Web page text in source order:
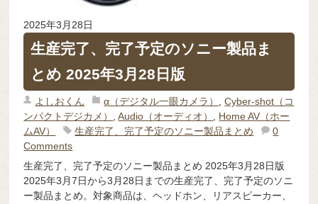
2025年3月28日
生産完了、完了予定のソニー製品ま
とめ 2025年3月28日版
よしおくん α（デジタル一眼カメラ） ,Cyber-shot（コ
ンパクトデジカメ）
,Audio（オーディオ）
Home AV（ホー
ムAV）
生産完了、完了予定のソニー製品まとめ
0
Comments
生産完了、完了予定のソニー製品まとめ 2025年3月28日版
2025年3月7日から3月28日までの生産完了、完了予定のソニ
ー製品まとめ。対象商品は、ヘッドホン、リアスピーカー、